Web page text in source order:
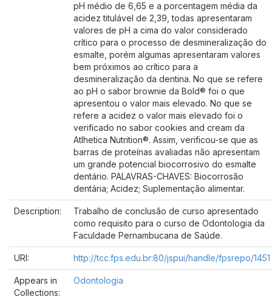
pH médio de 6,65 e a porcentagem média da
acidez titulável de 2,39, todas apresentaram
valores de pH a cima do valor considerado
crítico para o processo de desmineralização do
esmalte, porém algumas apresentaram valores
bem próximos ao crítico para a
desmineralização da dentina. No que se refere
ao pH o sabor brownie da Bold® foi o que
apresentou o valor mais elevado. No que se
refere a acidez o valor mais elevado foi o
verificado no sabor cookies and cream da
Atlhetica Nutrition®. Assim, verificou-se que as
barras de proteínas avaliadas não apresentam
um grande potencial biocorrosivo do esmalte
dentário. PALAVRAS-CHAVES: Biocorrosão
dentária; Acidez; Suplementação alimentar.
Description:
Trabalho de conclusão de curso apresentado
como requisito para o curso de Odontologia da
Faculdade Pernambucana de Saúde.
URI: http://tcc.fps.edu.br:80/jspui/handle/fpsrepo/1451
Appears in
Collections:
Odontologia